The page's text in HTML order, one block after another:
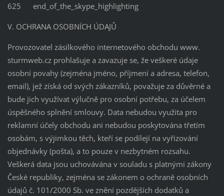
625 end_of_the_skype_highlighting
V. OCHRANA OSOBNÍCH ÚDAJŮ
Provozovatel zásilkového internetového obchodu www.
sturmweb.cz prohlašuje a zavazuje se, že veškeré údaje
osobní povahy (zejména jméno, příjmení a adresa, telefon,
email), jež získá od svých zákazníků, považuje za důvěrné a
bude jich využívat výlučně pro osobní potřebu, za účelem
úspěšného splnění smlouvy. Data nebudou využita pro
reklamní účely obchodu ani nebudou poskytována třetím
osobám, s výjimkou těch, kteří se podílejí na vyřizování
objednávky (pošta), a to pouze v nezbytném rozsahu.
Veškerá data jsou uchovávána v souladu s platnými zákony
České republiky, zejména se zákonem o ochraně osobních
údajů č. 101/2000 Sb. ve znění pozdějších dodatků a